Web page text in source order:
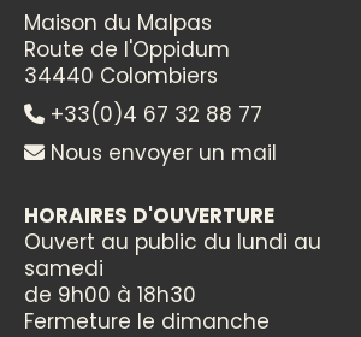
Maison du Malpas
Route de l'Oppidum
34440 Colombiers
+33(0)4 67 32 88 77
Nous envoyer un mail
HORAIRES D'OUVERTURE
Ouvert au public du lundi au
samedi
de 9h00 à 18h30
Fermeture le dimanche